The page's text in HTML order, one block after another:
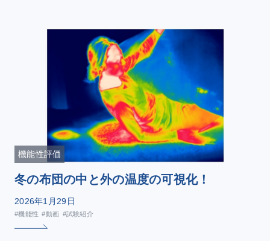
機能性評価
冬の布団の中と外の温度の可視化！
2026年1月29日
#機能性 #動画 #試験紹介